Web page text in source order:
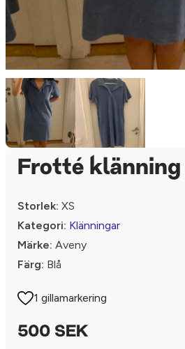
Frotté klänning
Storlek: XS
Kategori: Klänningar
Märke: Aveny
Färg: Blå
1 gillamarkering
500 SEK